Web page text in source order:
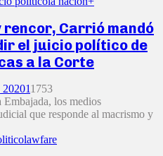
rencor, Carrió mandó
el juicio político de
a la Corte
202011753
los medios
que responde al macrismo y
lawfare